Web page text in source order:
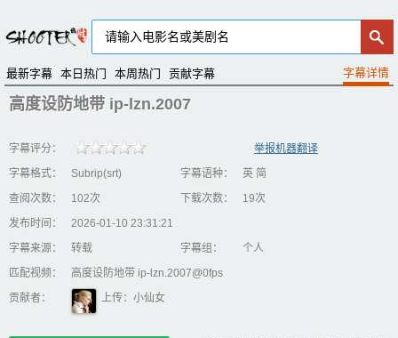
最新字幕 本日热门 本周热门 贡献字幕
高度设防地带 ip-lzn.2007
字幕评分：
举报机器翻译
字幕格式：
Subrip(srt) 字幕语种：
英 简
查阅次数：
102次 下载次数：
19次
发布时间：
2026-01-10 23:31:21
字幕来源：
转载 字幕组：
个人
匹配视频：
高度设防地带 ip-lzn.2007@0fps
贡献者：
上传：小仙女